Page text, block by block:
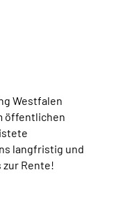
Westfalen
öffentlichen
langfristig und
zur Rente!